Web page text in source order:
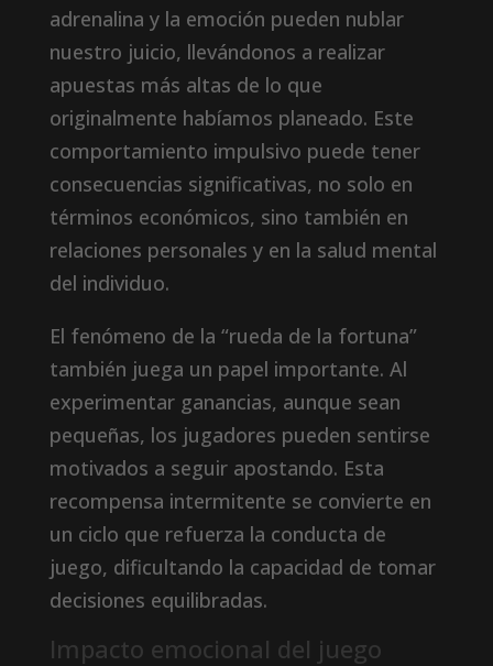
adrenalina y la emoción pueden nublar
nuestro juicio, llevándonos a realizar
apuestas más altas de lo que
originalmente habíamos planeado. Este
comportamiento impulsivo puede tener
consecuencias significativas, no solo en
términos económicos, sino también en
relaciones personales y en la salud mental
del individuo.
El fenómeno de la “rueda de la fortuna”
también juega un papel importante. Al
experimentar ganancias, aunque sean
pequeñas, los jugadores pueden sentirse
motivados a seguir apostando. Esta
recompensa intermitente se convierte en
un ciclo que refuerza la conducta de
juego, dificultando la capacidad de tomar
decisiones equilibradas.
Impacto emocional del juego